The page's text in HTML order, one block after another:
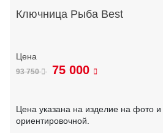
Ключница Рыба Best
93 750 75 000
Цена указана на изделие на фото и
ориентировочной.